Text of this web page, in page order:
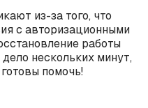
из-за того, что
с авторизационными
работы
нескольких минут,
помочь!